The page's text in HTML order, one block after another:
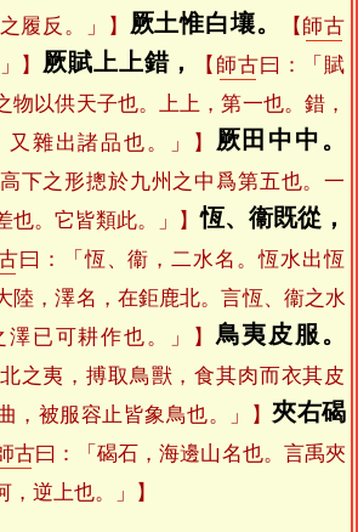
履反。」】
厥土惟白壤。 【 師古
】 厥賦上上錯， 【 師古曰：「賦
物以供天子也。上上，第一也。錯，
雜出諸品也。」】
厥田中中。
下之形摠於九州之中爲第五也。一
也。它皆類此。」】恆、衞既從，
曰：「恆、衞，二水名。恆水出恆
陸，澤名，在鉅鹿北。言恆、衞之水
已可耕作也。」】 鳥夷皮服。
之夷，搏取鳥獸，食其肉而衣其皮
，被服容止皆象鳥也。」】 夾右碣
古曰：「碣石，海邊山名也。言禹夾
逆上也。」】